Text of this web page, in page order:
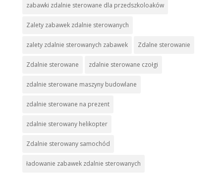
zabawki zdalnie sterowane dla przedszkoloaków
Zalety zabawek zdalnie sterowanych
zalety zdalnie sterowanych zabawek Zdalne sterowanie
Zdalnie sterowane zdalnie sterowane czołgi
zdalnie sterowane maszyny budowlane
zdalnie sterowane na prezent
zdalnie sterowany helikopter
Zdalnie sterowany samochód
ładowanie zabawek zdalnie sterowanych